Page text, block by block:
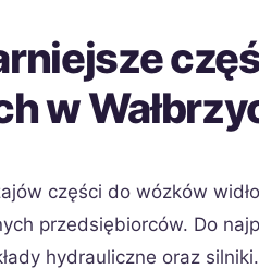
w
części do wózków
przedsiębiorców. Do
hydrauliczne oraz